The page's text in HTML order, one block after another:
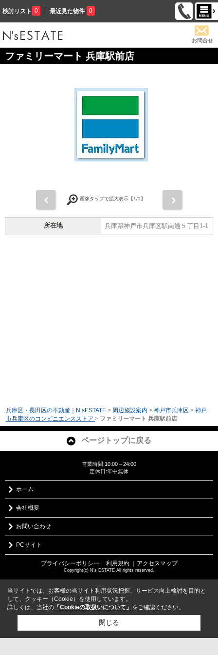
検討リスト 0 最近見た物件 0
お問合せ
ファミリーマート 兵庫駅前店
画像タップで拡大表示【1/1】
所在地 兵庫県神戸市兵庫区駅南通５丁目1-1
兵庫区・長田区の不動産｜N’sESTATE > 周辺施設案内 > 神戸市兵庫区 > 神戸
市兵庫区のコンビニエンスストア > ファミリーマート 兵庫駅前店
ページトップに戻る
営業時間:10:00～24:00
定休日:年中無休
ホーム
会社概要
お問い合わせ
PCサイト
プライバシーポリシー ｜ 利用規約 ｜アクセスマップ
Copyright(c) N's ESTATE All rights reserved.
当サイトでは、お客様の当サイト利用状況把握、サービス向上検討を目的と
して、クッキー（Cookie）を使用しています。
詳しくは、当社の 「Cookieの取扱いについて」 をご確認ください。
閉じる